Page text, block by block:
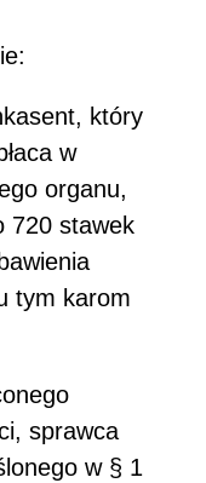
który
w
organu,
720 stawek
tym karom
sprawca
w § 1